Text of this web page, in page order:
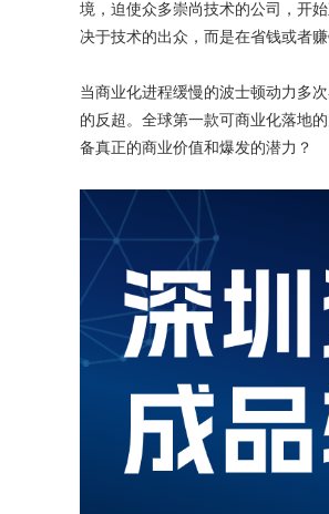
境，迫使众多崇尚技术的公司，开
决于技术的出众，而是在省钱或者
当商业化进程缓慢的波士顿动力多
的反超。全球第一款可商业化落地
备真正的商业价值和爆发的潜力？